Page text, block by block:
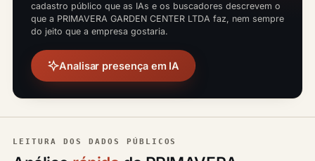
cadastro público que as IAs e os buscadores descrevem o
que a PRIMAVERA GARDEN CENTER LTDA faz, nem sempre
do jeito que a empresa gostaria.
Analisar presença em IA
LEITURA DOS DADOS PÚBLICOS